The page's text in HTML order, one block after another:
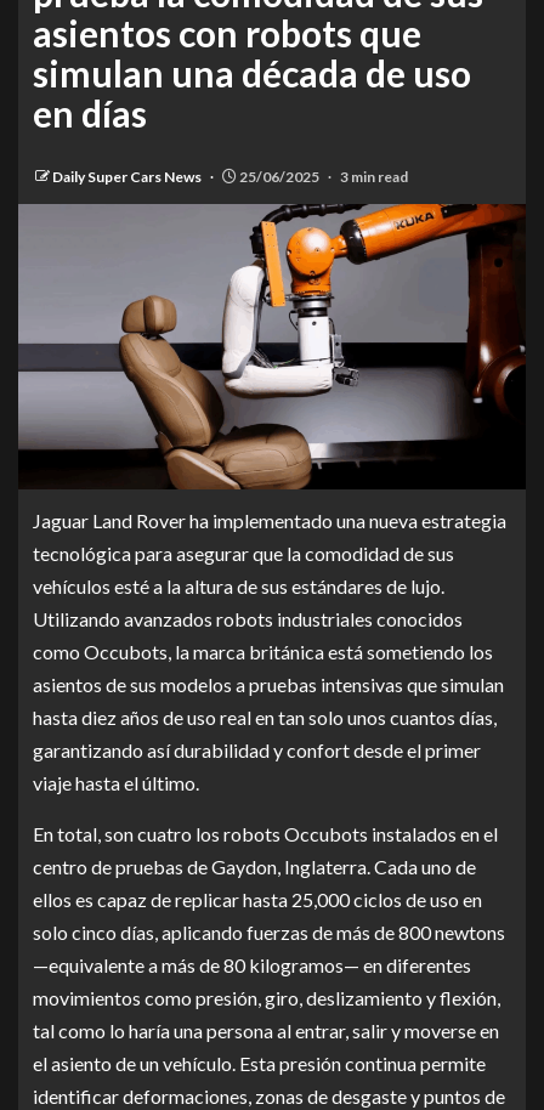
asientos con robots que
simulan una década de uso
en días
Daily Super Cars News 25/06/2025 3 min read
Jaguar Land Rover ha implementado una nueva estrategia
tecnológica para asegurar que la comodidad de sus
vehículos esté a la altura de sus estándares de lujo.
Utilizando avanzados robots industriales conocidos
como Occubots, la marca británica está sometiendo los
asientos de sus modelos a pruebas intensivas que simulan
hasta diez años de uso real en tan solo unos cuantos días,
garantizando así durabilidad y confort desde el primer
viaje hasta el último.
En total, son cuatro los robots Occubots instalados en el
centro de pruebas de Gaydon, Inglaterra. Cada uno de
ellos es capaz de replicar hasta 25,000 ciclos de uso en
solo cinco días, aplicando fuerzas de más de 800 newtons
—equivalente a más de 80 kilogramos— en diferentes
movimientos como presión, giro, deslizamiento y flexión,
tal como lo haría una persona al entrar, salir y moverse en
el asiento de un vehículo. Esta presión continua permite
identificar deformaciones, zonas de desgaste y puntos de